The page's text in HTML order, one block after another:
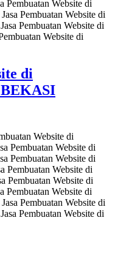
Website di
Pembuatan Website di
Pembuatan Website di
Website di
di
Website di
Pembuatan Website di
Pembuatan Website di
Website di
Pembuatan Website di
Website di
Pembuatan Website di
Pembuatan Website di